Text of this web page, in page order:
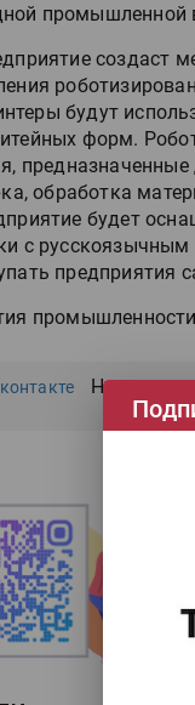
промышленной
создаст
будут
форм.
обработка
будет
с
промышленности
Наш